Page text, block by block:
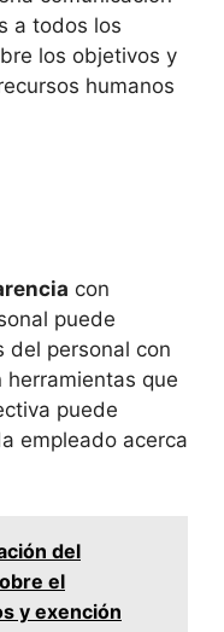
a todos los
los objetivos y
humanos
con
puede
del personal con
herramientas que
puede
empleado acerca
del
el
y exención